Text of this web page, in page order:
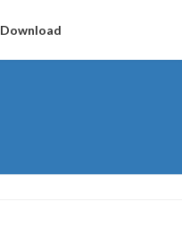
Download